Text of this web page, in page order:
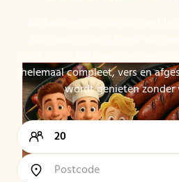
helemaal compleet, vers en
wordt genieten zonder